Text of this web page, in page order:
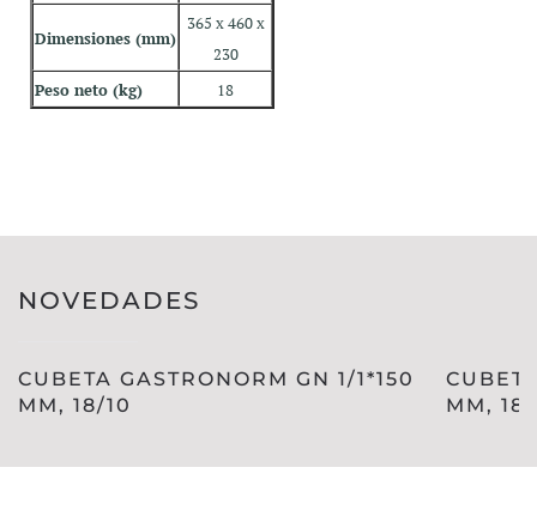
Dimensiones (mm)
365 x 460 x
230
Peso neto (kg)
18
NOVEDADES
CUBETA GASTRONORM GN 1/1*150
MM, 18/10
MM, 18/